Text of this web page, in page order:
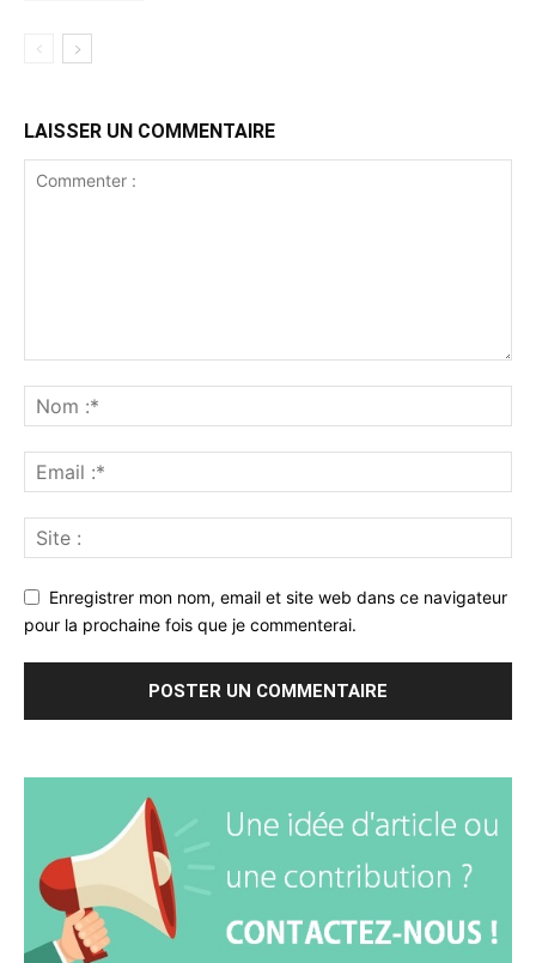
LAISSER UN COMMENTAIRE
Enregistrer mon nom, email et site web dans ce navigateur
pour la prochaine fois que je commenterai.